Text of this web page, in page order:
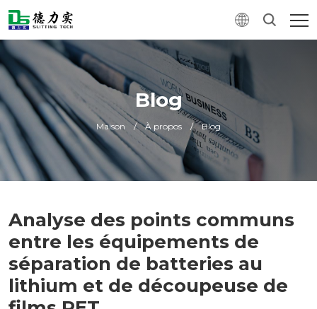
Blog
Maison / À propos / Blog
Analyse des points communs
entre les équipements de
séparation de batteries au
lithium et de découpeuse de